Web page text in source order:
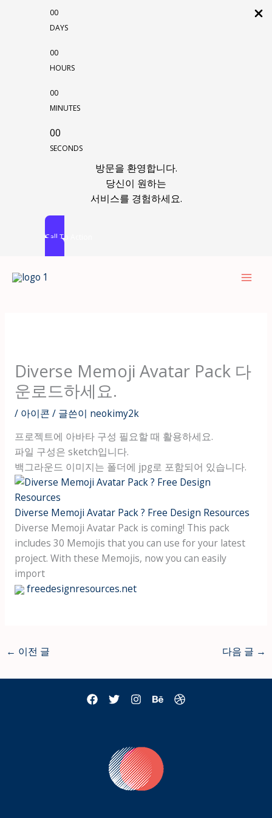
00
DAYS
00
HOURS
00
MINUTES
00
SECONDS
방문을 환영합니다.
당신이 원하는
서비스를 경험하세요.
Call To Action
Diverse Memoji Avatar Pack 다
운로드하세요.
/ 아이콘 / 글쓴이 neokimy2k
프로젝트에 아바타 구성 필요할 때 활용하세요.
파일 구성은 sketch입니다.
백그라운드 이미지는 폴더에 jpg로 포함되어 있습니다.
Diverse Memoji Avatar Pack ? Free Design Resources
Diverse Memoji Avatar Pack is coming! This pack
includes 30 Memojis that you can use for your latest
project. With these Memojis, now you can easily
import
freedesignresources.net
← 이전 글 다음 글 →